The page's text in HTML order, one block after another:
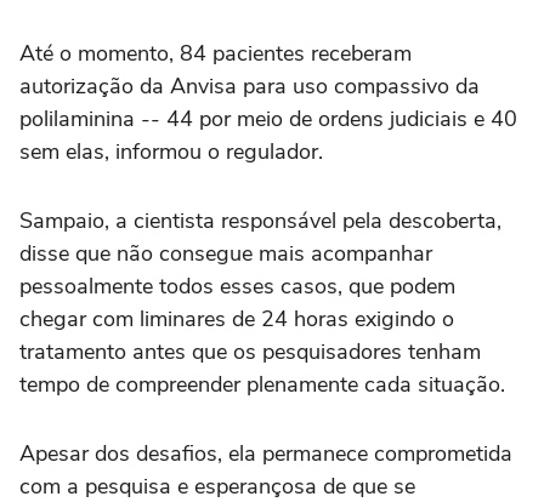
Até o momento, 84 pacientes receberam
autorização da Anvisa para uso compassivo da
polilaminina -- 44 por meio de ordens judiciais e 40
sem elas, informou o regulador.
Sampaio, a cientista responsável pela descoberta,
disse que não consegue mais acompanhar
pessoalmente todos esses casos, que podem
chegar com liminares de 24 horas exigindo o
tratamento antes que os pesquisadores tenham
tempo de compreender plenamente cada situação.
Apesar dos desafios, ela permanece comprometida
com a pesquisa e esperançosa de que se